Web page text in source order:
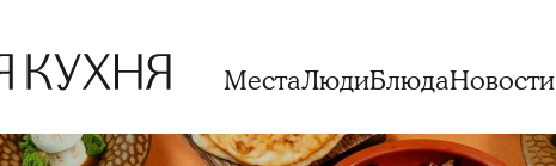
МестаЛюдиБлюдаНовости